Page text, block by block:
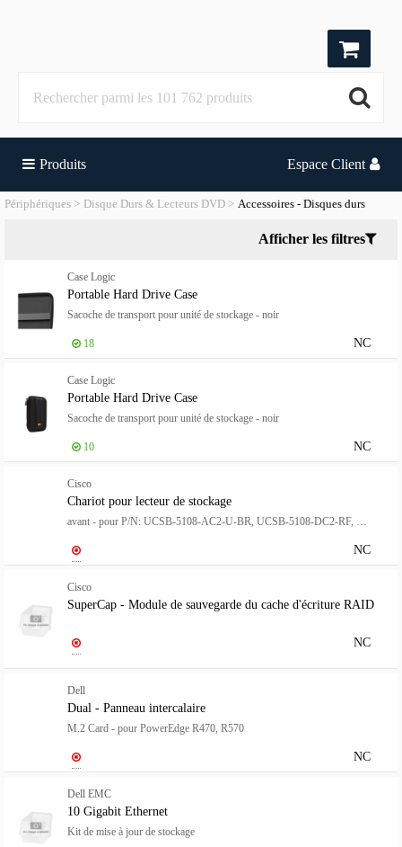
Produits Espace Client
Périphériques Disque Durs & Lecteurs DVD Accessoires - Disques durs
Afficher les filtres
Case Logic
Portable Hard Drive Case
Sacoche de transport pour unité de stockage - noir
NC
18
Case Logic
Portable Hard Drive Case
Sacoche de transport pour unité de stockage - noir
NC
10
Cisco
Chariot pour lecteur de stockage
NC
Cisco
SuperCap - Module de sauvegarde du cache d'écriture RAID
NC
Dell
Dual - Panneau intercalaire
M.2 Card - pour PowerEdge R470, R570
NC
Dell EMC
10 Gigabit Ethernet
Kit de mise à jour de stockage